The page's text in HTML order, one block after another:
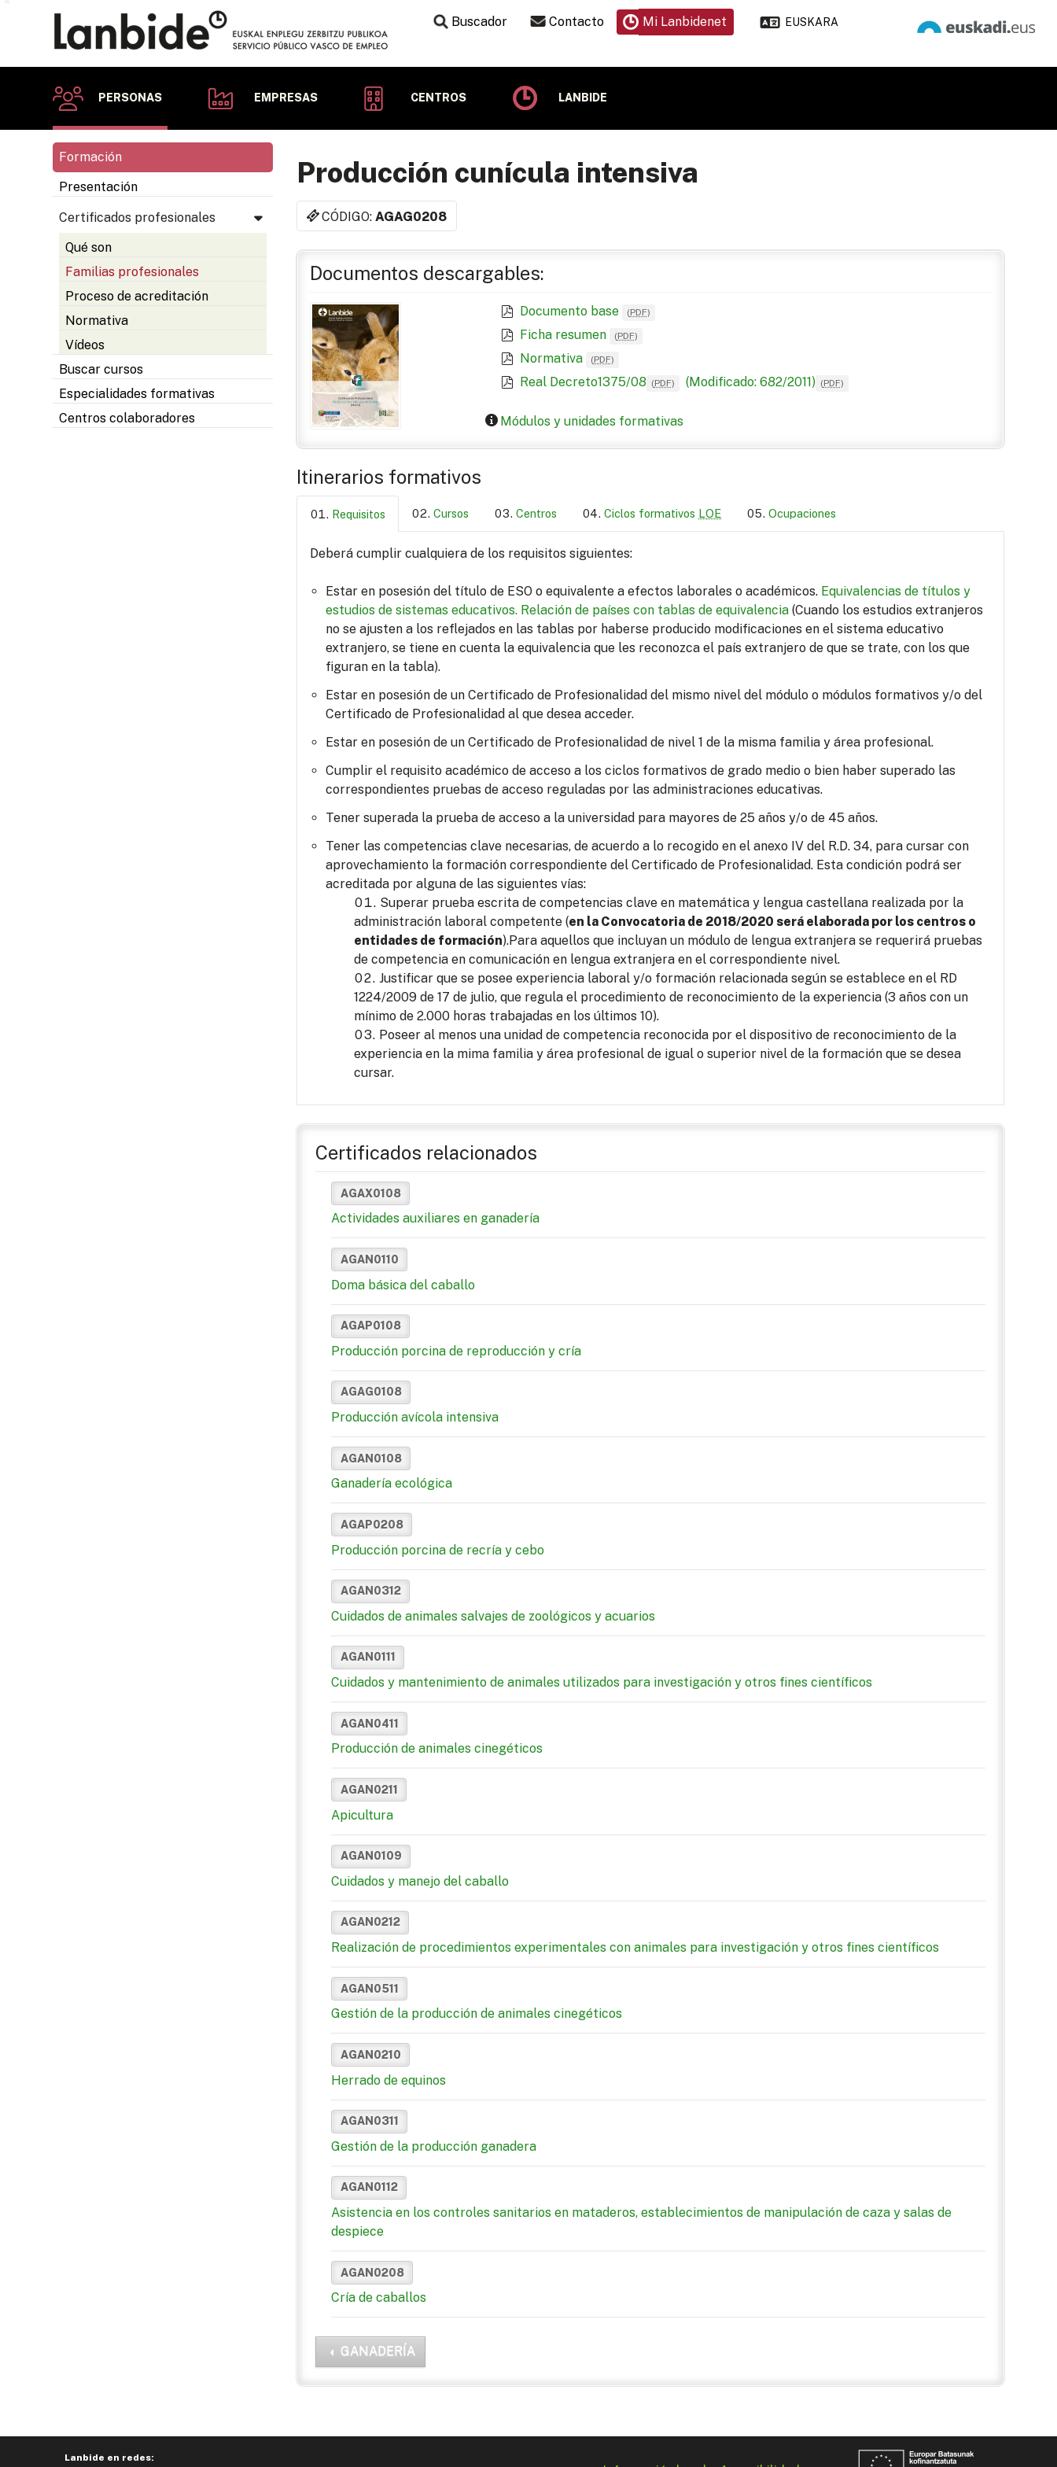
Buscador Contacto Mi Lanbidenet EUSKARA
PERSONAS EMPRESAS CENTROS LANBIDE
Formación
Presentación
Certificados profesionales
Qué son
Familias profesionales
Proceso de acreditación
Normativa
Vídeos
Buscar cursos
Especialidades formativas
Centros colaboradores
Producción cunícula intensiva
CÓDIGO:AGAG0208
Documentos descargables:
Documento base (PDF)
Ficha resumen (PDF)
Normativa (PDF)
Real Decreto1375/08 (PDF) (Modificado: 682/2011) (PDF)
Módulos y unidades formativas
Itinerarios formativos
Requisitos Cursos Centros Ciclos formativos LOE Ocupaciones
Deberá cumplir cualquiera de los requisitos siguientes:
Estar en posesión del título de ESO o equivalente a efectos laborales o académicos. Equivalencias de títulos y
estudios de sistemas educativos. Relación de países con tablas de equivalencia (Cuando los estudios extranjeros
no se ajusten a los reflejados en las tablas por haberse producido modificaciones en el sistema educativo
extranjero, se tiene en cuenta la equivalencia que les reconozca el país extranjero de que se trate, con los que
figuran en la tabla).
Estar en posesión de un Certificado de Profesionalidad del mismo nivel del módulo o módulos formativos y/o del
Certificado de Profesionalidad al que desea acceder.
Estar en posesión de un Certificado de Profesionalidad de nivel 1 de la misma familia y área profesional.
Cumplir el requisito académico de acceso a los ciclos formativos de grado medio o bien haber superado las
correspondientes pruebas de acceso reguladas por las administraciones educativas.
Tener superada la prueba de acceso a la universidad para mayores de 25 años y/o de 45 años.
Tener las competencias clave necesarias, de acuerdo a lo recogido en el anexo IV del R.D. 34, para cursar con
aprovechamiento la formación correspondiente del Certificado de Profesionalidad. Esta condición podrá ser
acreditada por alguna de las siguientes vías:
Superar prueba escrita de competencias clave en matemática y lengua castellana realizada por la
administración laboral competente (en la Convocatoria de 2018/2020 será elaborada por los centros o
entidades de formación).Para aquellos que incluyan un módulo de lengua extranjera se requerirá pruebas
de competencia en comunicación en lengua extranjera en el correspondiente nivel.
Justificar que se posee experiencia laboral y/o formación relacionada según se establece en el RD
1224/2009 de 17 de julio, que regula el procedimiento de reconocimiento de la experiencia (3 años con un
mínimo de 2.000 horas trabajadas en los últimos 10).
Poseer al menos una unidad de competencia reconocida por el dispositivo de reconocimiento de la
experiencia en la mima familia y área profesional de igual o superior nivel de la formación que se desea
cursar.
Certificados relacionados
AGAX0108
Actividades auxiliares en ganadería
AGAN0110
Doma básica del caballo
AGAP0108
Producción porcina de reproducción y cría
AGAG0108
Producción avícola intensiva
AGAN0108
Ganadería ecológica
AGAP0208
Producción porcina de recría y cebo
AGAN0312
Cuidados de animales salvajes de zoológicos y acuarios
AGAN0111
Cuidados y mantenimiento de animales utilizados para investigación y otros fines científicos
AGAN0411
Producción de animales cinegéticos
AGAN0211
Apicultura
AGAN0109
Cuidados y manejo del caballo
AGAN0212
Realización de procedimientos experimentales con animales para investigación y otros fines científicos
AGAN0511
Gestión de la producción de animales cinegéticos
AGAN0210
Herrado de equinos
AGAN0311
Gestión de la producción ganadera
AGAN0112
Asistencia en los controles sanitarios en mataderos, establecimientos de manipulación de caza y salas de
despiece
AGAN0208
Cría de caballos
GANADERÍA
Lanbide en redes: